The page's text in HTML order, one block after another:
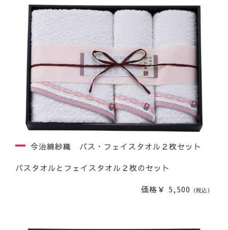
今治綿紗織 バス・フェイスタオル２枚セット
バスタオルとフェイスタオル２枚のセット
価格￥ 5,500 （税込）